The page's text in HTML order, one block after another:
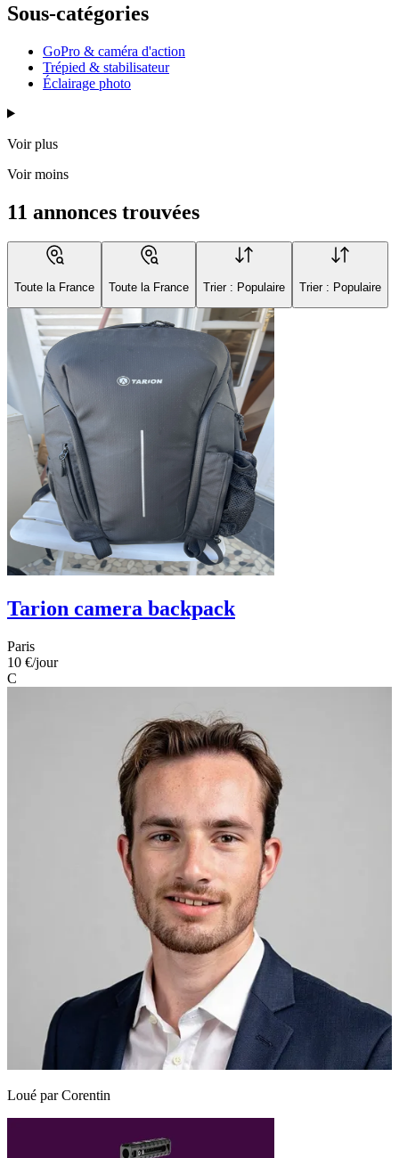
Sous-catégories
GoPro & caméra d'action
Trépied & stabilisateur
Éclairage photo
Voir plus
Voir moins
11 annonces trouvées
Toute la France Toute la France Trier : Populaire Trier : Populaire
Tarion camera backpack
Paris
10 €/jour
C
Loué parCorentin